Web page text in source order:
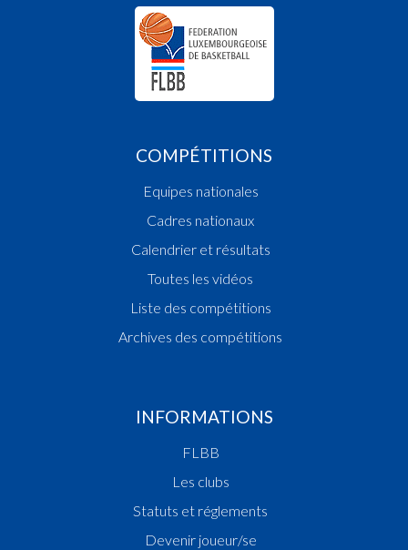
COMPÉTITIONS
Equipes nationales
Cadres nationaux
Calendrier et résultats
Toutes les vidéos
Liste des compétitions
Archives des compétitions
INFORMATIONS
FLBB
Les clubs
Statuts et réglements
Devenir joueur/se